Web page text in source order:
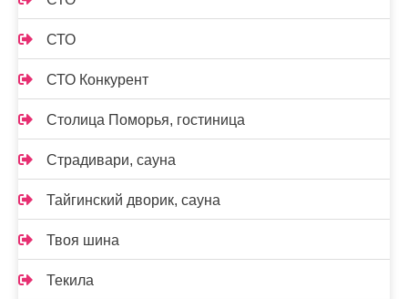
СТО
СТО Конкурент
Столица Поморья, гостиница
Страдивари, сауна
Тайгинский дворик, сауна
Твоя шина
Текила